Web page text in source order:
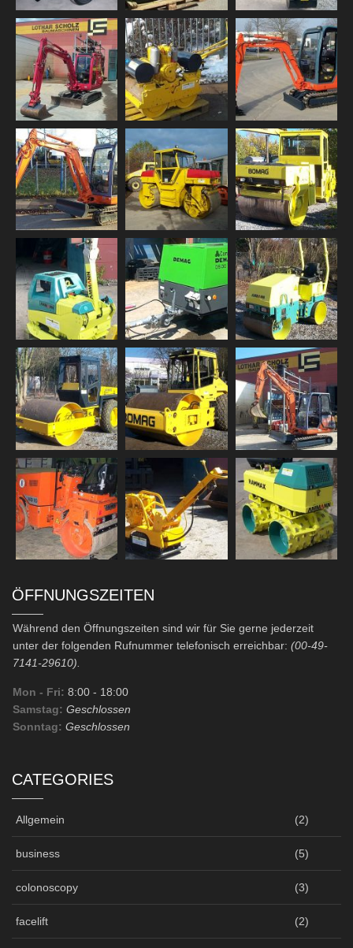
ÖFFNUNGSZEITEN
Während den Öffnungszeiten sind wir für Sie gerne jederzeit
unter der folgenden Rufnummer telefonisch erreichbar: (00-49-
7141-29610).
Mon - Fri: 8:00 - 18:00
Samstag: Geschlossen
Sonntag: Geschlossen
CATEGORIES
Allgemein (2)
business (5)
colonoscopy (3)
facelift (2)